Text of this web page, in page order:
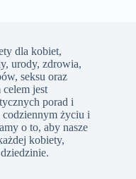
dla kobiet,
urody, zdrowia,
seksu oraz
jest
porad i
życiu i
o to, aby nasze
kobiety,